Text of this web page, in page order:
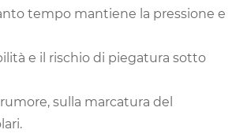
tempo mantiene la pressione e
e il rischio di piegatura sotto
sulla marcatura del